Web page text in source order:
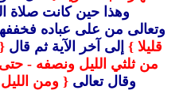
وهذا حين كانت صلاة
وتعالى من على عباده
قليلا } إلى آخر الآية ثم قال
من ثلثي الليل ونصفه -
وقال تعالى { ومن